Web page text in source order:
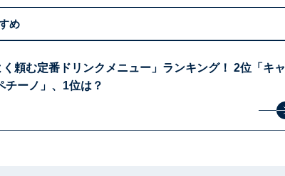
め
く頼む定番ドリンクメニュー」ランキング！ 2位「キャ
チーノ」、1位は？